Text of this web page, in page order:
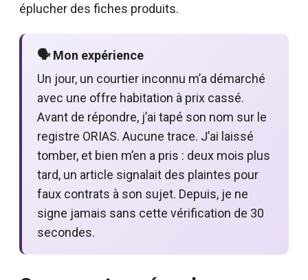
éplucher des fiches produits.
🗣️ Mon expérience
Un jour, un courtier inconnu m’a démarché
avec une offre habitation à prix cassé.
Avant de répondre, j’ai tapé son nom sur le
registre ORIAS. Aucune trace. J’ai laissé
tomber, et bien m’en a pris : deux mois plus
tard, un article signalait des plaintes pour
faux contrats à son sujet. Depuis, je ne
signe jamais sans cette vérification de 30
secondes.